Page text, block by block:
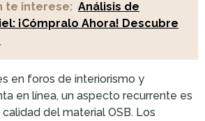
te interese: Análisis de
¡Cómpralo Ahora! Descubre
en foros de interiorismo y
en línea, un aspecto recurrente es
del material OSB. Los